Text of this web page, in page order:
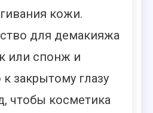
кожи.
для демакияжа
или спонж и
закрытому глазу
чтобы косметика